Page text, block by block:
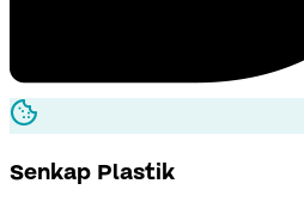
Senkap Plastik